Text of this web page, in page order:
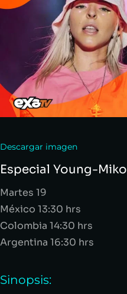
Descargar imagen
Especial Young-Miko
Martes 19
México 13:30 hrs
Colombia 14:30 hrs
Argentina 16:30 hrs
Sinopsis: